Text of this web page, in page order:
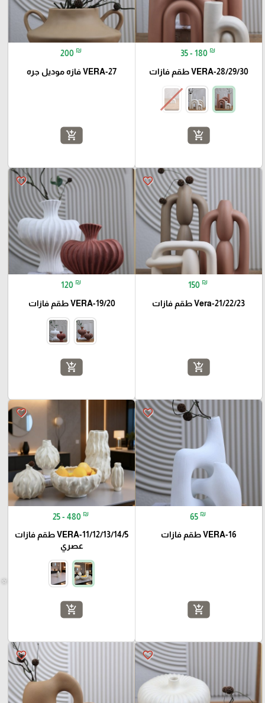
35 - 180 ₪
VERA-28/29/30 طقم فازات
add_shopping_cart
200 ₪
VERA-27 فازه موديل جره
add_shopping_cart
favorite_border
150 ₪
Vera-21/22/23 طقم فازات
add_shopping_cart
favorite_border
120 ₪
VERA-19/20 طقم فازات
add_shopping_cart
favorite_border
65 ₪
VERA-16 طقم فازات
add_shopping_cart
favorite_border
25 - 480 ₪
VERA-11/12/13/14/5 طقم فازات
عصري
add_shopping_cart
favorite_border
favorite_border